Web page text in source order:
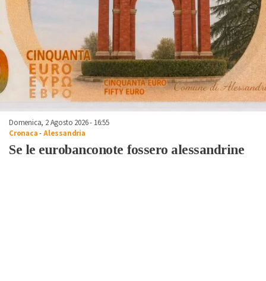
Domenica, 2 Agosto 2026 - 16:55
Cronaca-Alessandria
Se le eurobanconote fossero alessandrine